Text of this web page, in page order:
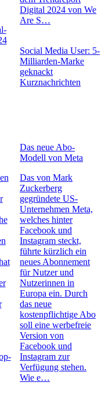
Digital 2024 von We
Are S…
Social Media User: 5-
Milliarden-Marke
geknackt
Kurznachrichten
Das neue Abo-
Modell von Meta
Das von Mark
Zuckerberg
gegründete US-
Unternehmen Meta,
welches hinter
Facebook und
Instagram steckt,
führte kürzlich ein
neues Abonnement
für Nutzer und
Nutzerinnen in
Europa ein. Durch
das neue
kostenpflichtige Abo
soll eine werbefreie
Version von
Facebook und
Instagram zur
Verfügung stehen.
Wie e…